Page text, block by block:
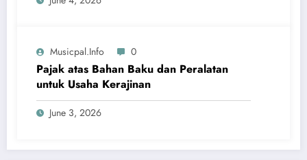
Musicpal.info 0
Pajak atas Bahan Baku dan Peralatan
untuk Usaha Kerajinan
June 3, 2026